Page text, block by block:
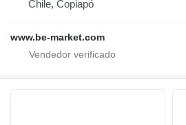
Chile, Copiapó
www.be-market.com